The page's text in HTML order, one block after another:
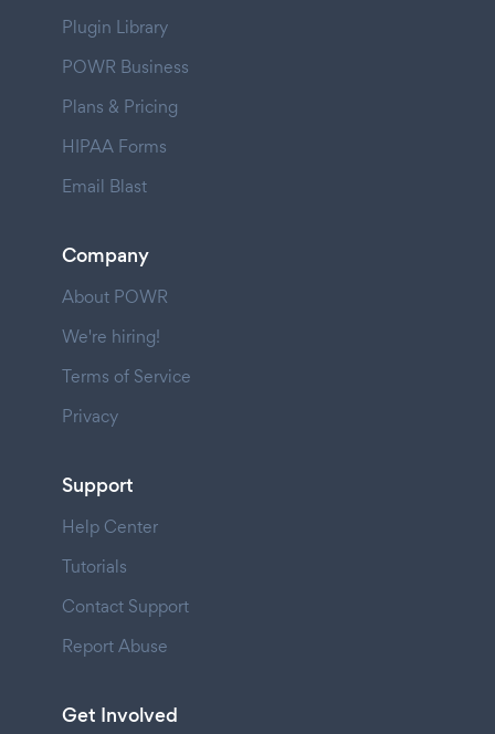
Plugin Library
POWR Business
Plans & Pricing
HIPAA Forms
Email Blast
Company
About POWR
We're hiring!
Terms of Service
Privacy
Support
Help Center
Tutorials
Contact Support
Report Abuse
Get Involved